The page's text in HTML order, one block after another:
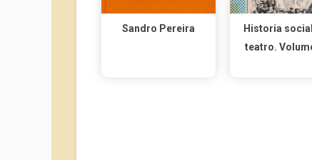
Sandro Pereira
Historia
teatro.